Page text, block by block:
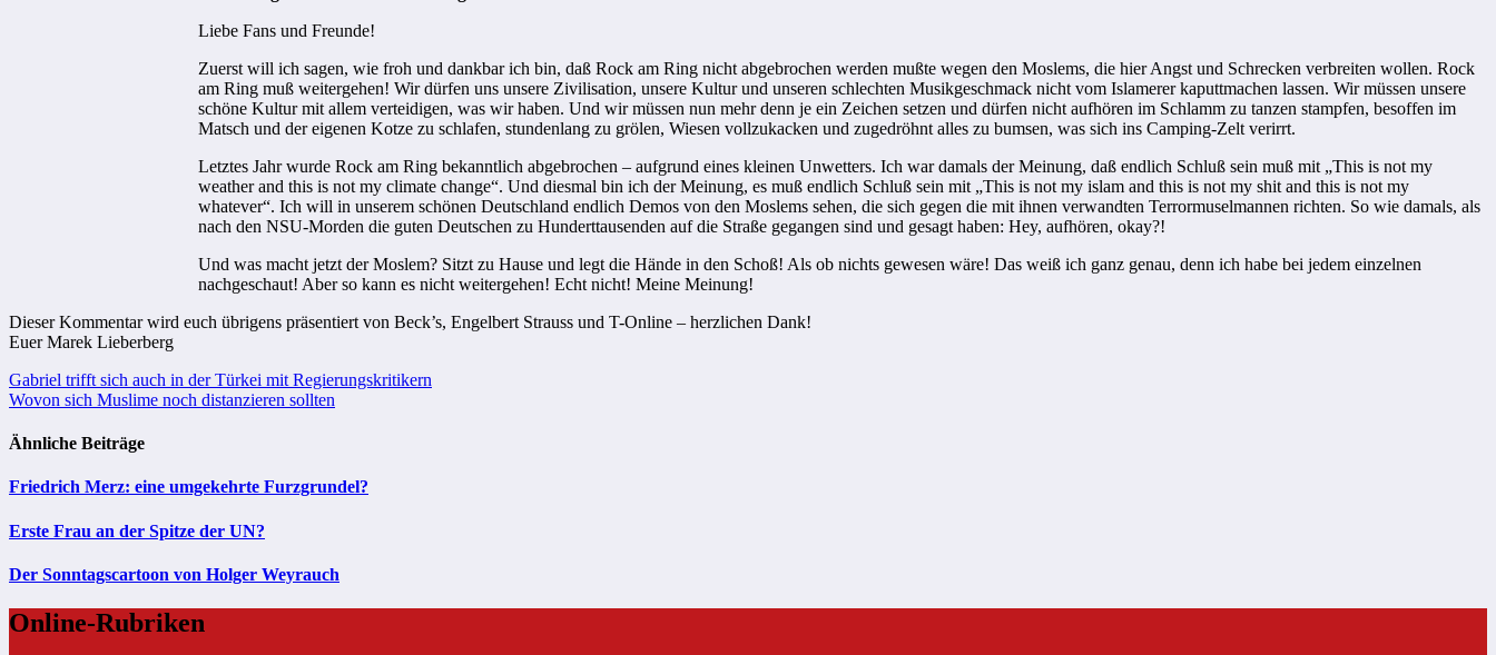
Liebe Fans und Freunde!
Zuerst will ich sagen, wie froh und dankbar ich bin, daß Rock am Ring nicht abgebrochen werden mußte wegen den Moslems, die hier Angst und Schrecken verbreiten wollen. Rock
am Ring muß weitergehen! Wir dürfen uns unsere Zivilisation, unsere Kultur und unseren schlechten Musikgeschmack nicht vom Islamerer kaputtmachen lassen. Wir müssen unsere
schöne Kultur mit allem verteidigen, was wir haben. Und wir müssen nun mehr denn je ein Zeichen setzen und dürfen nicht aufhören im Schlamm zu tanzen stampfen, besoffen im
Matsch und der eigenen Kotze zu schlafen, stundenlang zu grölen, Wiesen vollzukacken und zugedröhnt alles zu bumsen, was sich ins Camping-Zelt verirrt.
Letztes Jahr wurde Rock am Ring bekanntlich abgebrochen – aufgrund eines kleinen Unwetters. Ich war damals der Meinung, daß endlich Schluß sein muß mit „This is not my
weather and this is not my climate change“. Und diesmal bin ich der Meinung, es muß endlich Schluß sein mit „This is not my islam and this is not my shit and this is not my
whatever“. Ich will in unserem schönen Deutschland endlich Demos von den Moslems sehen, die sich gegen die mit ihnen verwandten Terrormuselmannen richten. So wie damals, als
nach den NSU-Morden die guten Deutschen zu Hunderttausenden auf die Straße gegangen sind und gesagt haben: Hey, aufhören, okay?!
Und was macht jetzt der Moslem? Sitzt zu Hause und legt die Hände in den Schoß! Als ob nichts gewesen wäre! Das weiß ich ganz genau, denn ich habe bei jedem einzelnen
nachgeschaut! Aber so kann es nicht weitergehen! Echt nicht! Meine Meinung!
Dieser Kommentar wird euch übrigens präsentiert von Beck’s, Engelbert Strauss und T-Online – herzlichen Dank!
Euer Marek Lieberberg
Beitragsnavigation
Gabriel trifft sich auch in der Türkei mit Regierungskritikern
Wovon sich Muslime noch distanzieren sollten
Ähnliche Beiträge
Friedrich Merz: eine umgekehrte Furzgrundel?
Erste Frau an der Spitze der UN?
Der Sonntagscartoon von Holger Weyrauch
Online-Rubriken